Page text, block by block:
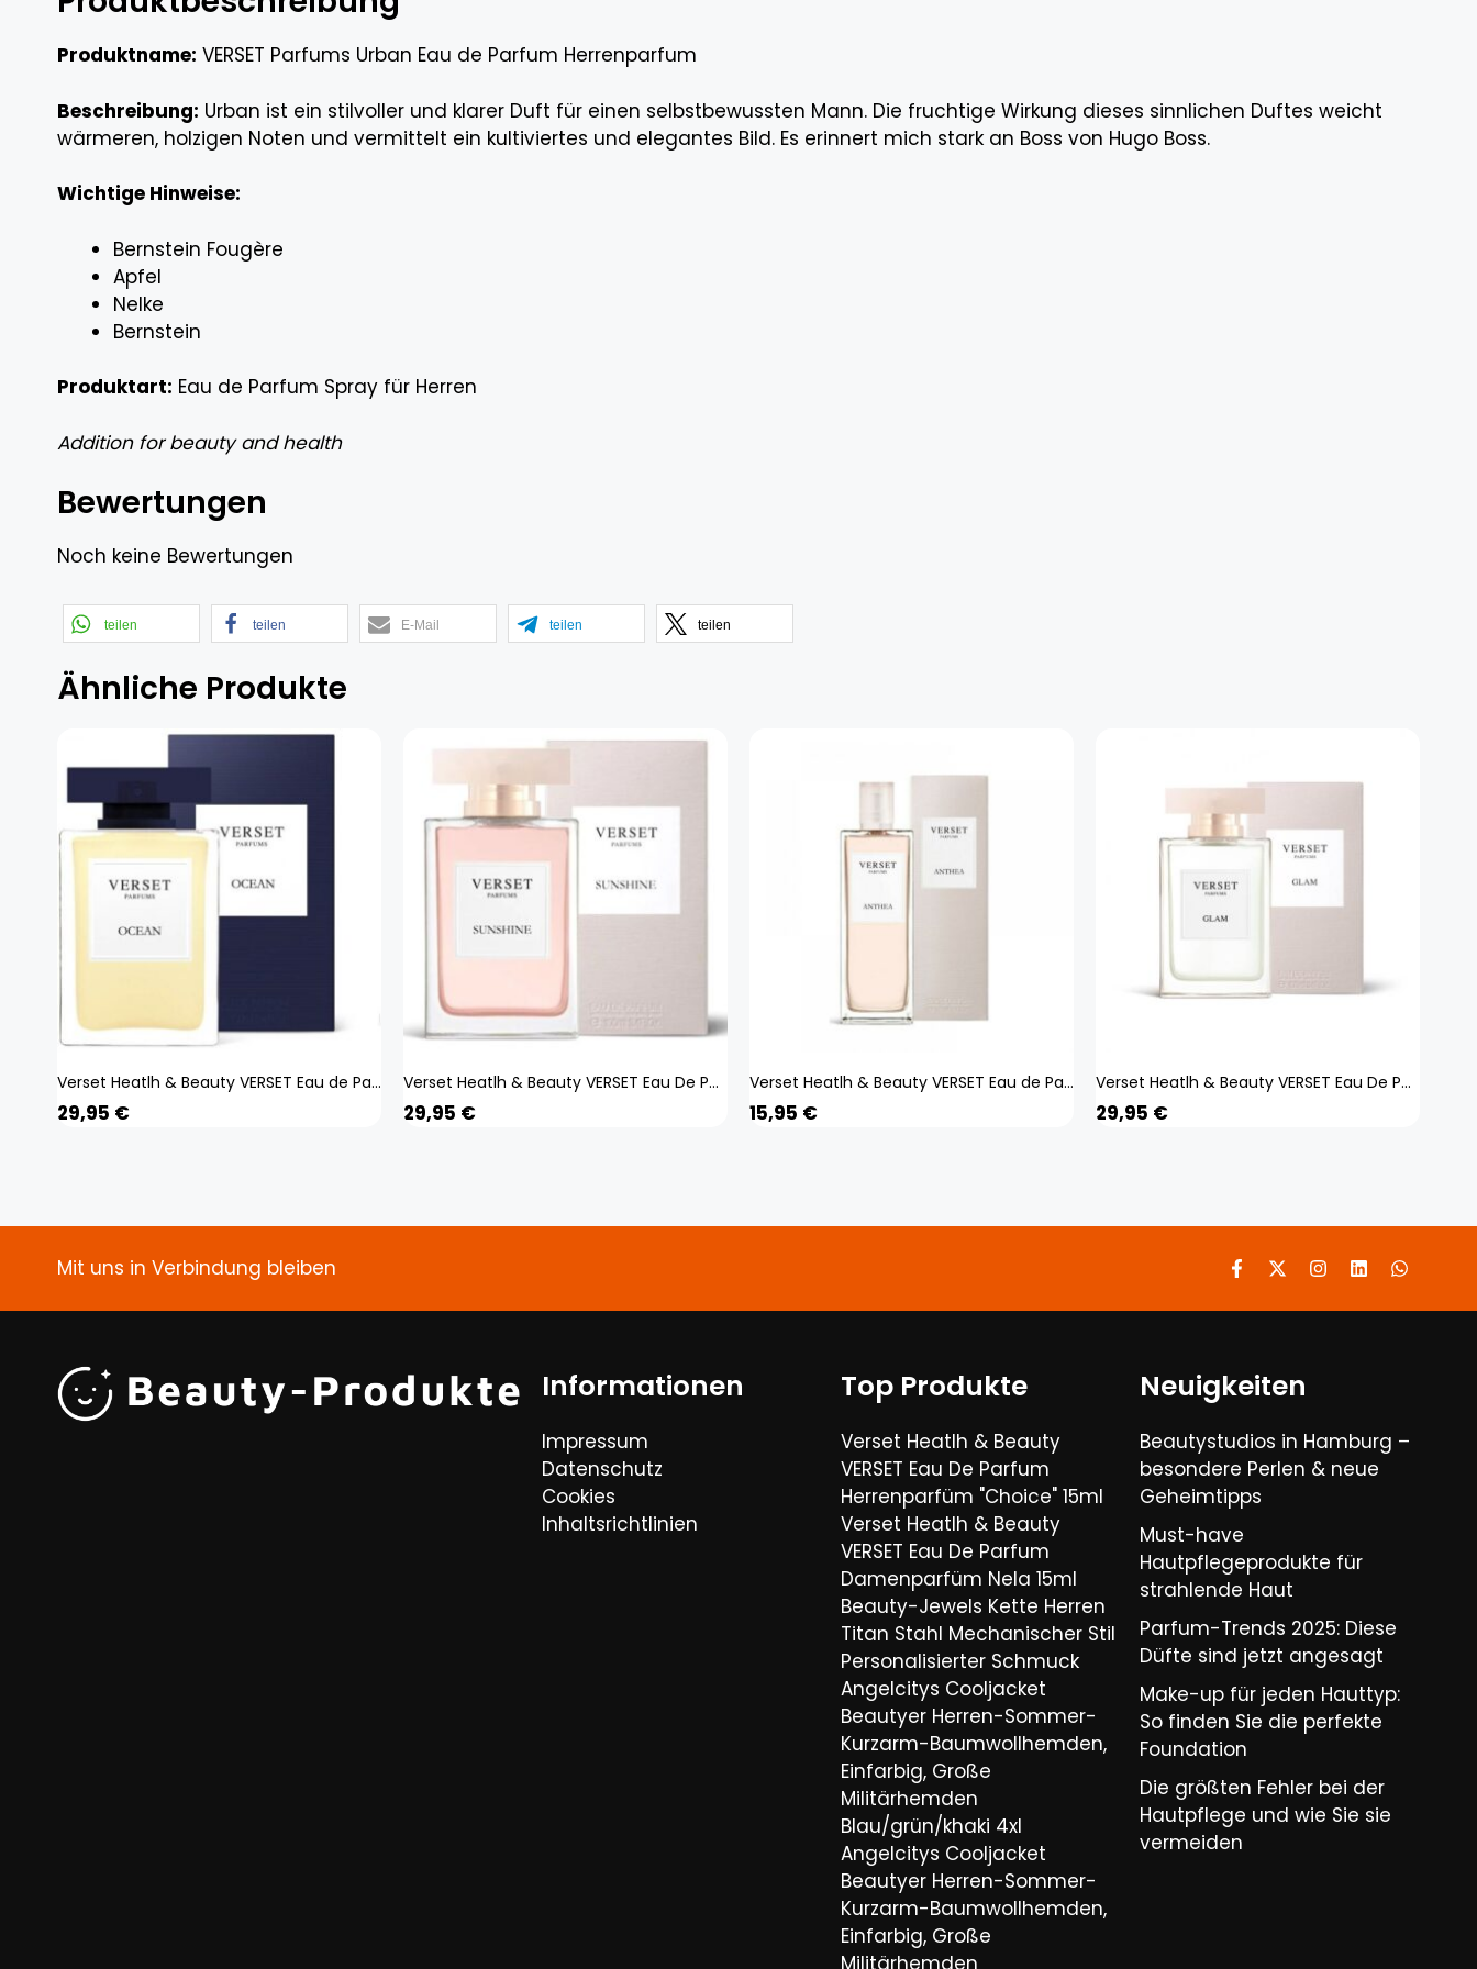
Produktname: VERSET Parfums Urban Eau de Parfum Herrenparfum
Beschreibung: Urban ist ein stilvoller und klarer Duft für einen selbstbewussten Mann. Die fruchtige Wirkung dieses sinnlichen Duftes weicht
wärmeren, holzigen Noten und vermittelt ein kultiviertes und elegantes Bild. Es erinnert mich stark an Boss von Hugo Boss.
Wichtige Hinweise:
Bernstein Fougère
Apfel
Nelke
Bernstein
Produktart: Eau de Parfum Spray für Herren
Addition for beauty and health
Bewertungen
Noch keine Bewertungen
teilen teilen E-Mail teilen teilen
Ähnliche Produkte
Verset Heatlh & Beauty VERSET Eau de Parfum Herrenparfüm Ocean 100ml
29,95 €
Verset Heatlh & Beauty VERSET Eau De Parfum Damenparfüm Sunshine 100ml
29,95 €
Verset Heatlh & Beauty VERSET Eau de Parfum Damenparfüm Anthea 50ml
15,95 €
Verset Heatlh & Beauty VERSET Eau De Parfum Damenparfüm Glam 100ml
29,95 €
Mit uns in Verbindung bleiben
Informationen
Impressum
Datenschutz
Cookies
Inhaltsrichtlinien
Top Produkte
Verset Heatlh & Beauty
VERSET Eau De Parfum
Herrenparfüm "Choice" 15ml
Verset Heatlh & Beauty
VERSET Eau De Parfum
Damenparfüm Nela 15ml
Beauty-Jewels Kette Herren
Titan Stahl Mechanischer Stil
Personalisierter Schmuck
Angelcitys Cooljacket
Beautyer Herren-Sommer-
Kurzarm-Baumwollhemden,
Einfarbig, Große
Militärhemden
Blau/grün/khaki 4xl
Angelcitys Cooljacket
Beautyer Herren-Sommer-
Kurzarm-Baumwollhemden,
Einfarbig, Große
Militärhemden
Neuigkeiten
Beautystudios in Hamburg –
besondere Perlen & neue
Geheimtipps
Must-have
Hautpflegeprodukte für
strahlende Haut
Parfum-Trends 2025: Diese
Düfte sind jetzt angesagt
Make-up für jeden Hauttyp:
So finden Sie die perfekte
Foundation
Die größten Fehler bei der
Hautpflege und wie Sie sie
vermeiden